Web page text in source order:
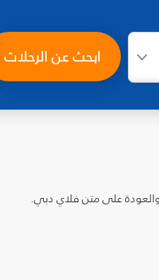
ابحث عن الرحلات
والعودة على متن فلاي دبي.